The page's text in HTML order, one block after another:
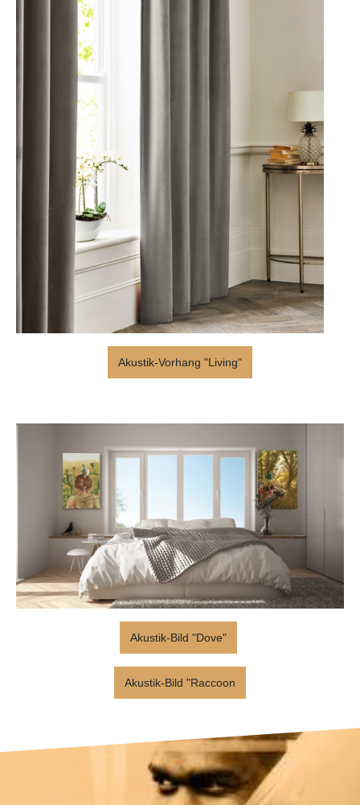
Akustik-Vorhang "Living"
Akustik-Bild "Dove"
Akustik-Bild "Raccoon